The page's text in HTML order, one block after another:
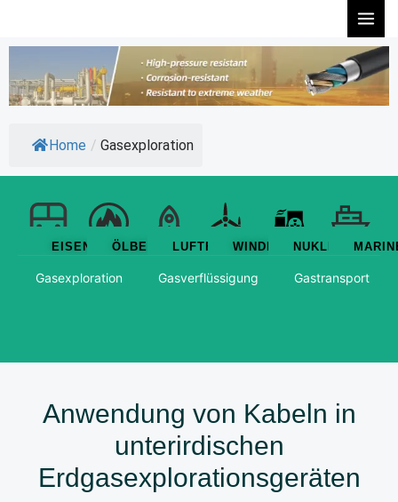
Home / Gasexploration
EISENBAHNÖLBENZINLUFTFAHRTWINDKRAFTNUKLEAR
Gasexploration Gasverflüssigung Gastransport
Anwendung von Kabeln in
unterirdischen
Erdgasexplorationsgeräten